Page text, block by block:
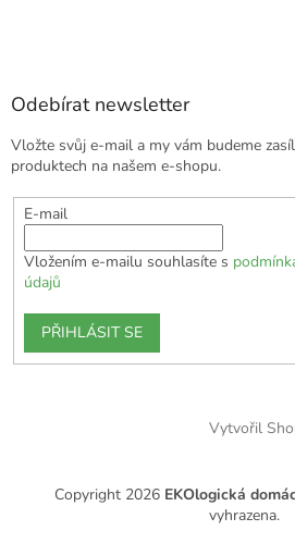
Odebírat newsletter
Vložte svůj e-mail a my vám budeme
produktech na našem e-shopu.
E-mail
Vložením e-mailu souhlasíte s
údajů
PŘIHLÁSIT SE
Vytvořil
Copyright 2026 EKOlogická
vyhrazena.